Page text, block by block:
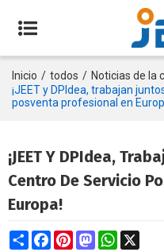
Inicio / todos / Noticias de la
¡JEET y DPIdea, trabajan
posventa profesional en
¡JEET Y DPIdea,
Centro De Servicio
Europa!
ShareFacebookPinterestMastodonWhatsApp